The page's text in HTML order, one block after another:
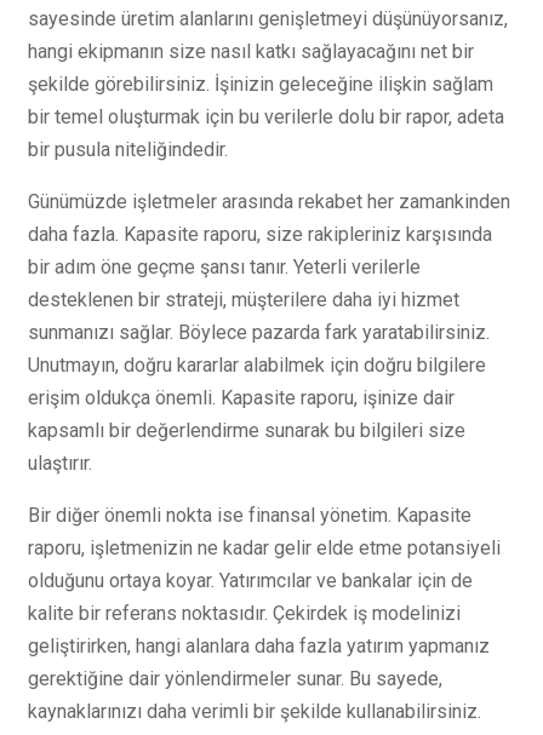
sayesinde üretim alanlarını genişletmeyi düşünüyorsanız,
hangi ekipmanın size nasıl katkı sağlayacağını net bir
şekilde görebilirsiniz. İşinizin geleceğine ilişkin sağlam
bir temel oluşturmak için bu verilerle dolu bir rapor, adeta
bir pusula niteliğindedir.
Günümüzde işletmeler arasında rekabet her zamankinden
daha fazla. Kapasite raporu, size rakipleriniz karşısında
bir adım öne geçme şansı tanır. Yeterli verilerle
desteklenen bir strateji, müşterilere daha iyi hizmet
sunmanızı sağlar. Böylece pazarda fark yaratabilirsiniz.
Unutmayın, doğru kararlar alabilmek için doğru bilgilere
erişim oldukça önemli. Kapasite raporu, işinize dair
kapsamlı bir değerlendirme sunarak bu bilgileri size
ulaştırır.
Bir diğer önemli nokta ise finansal yönetim. Kapasite
raporu, işletmenizin ne kadar gelir elde etme potansiyeli
olduğunu ortaya koyar. Yatırımcılar ve bankalar için de
kalite bir referans noktasıdır. Çekirdek iş modelinizi
geliştirirken, hangi alanlara daha fazla yatırım yapmanız
gerektiğine dair yönlendirmeler sunar. Bu sayede,
kaynaklarınızı daha verimli bir şekilde kullanabilirsiniz.